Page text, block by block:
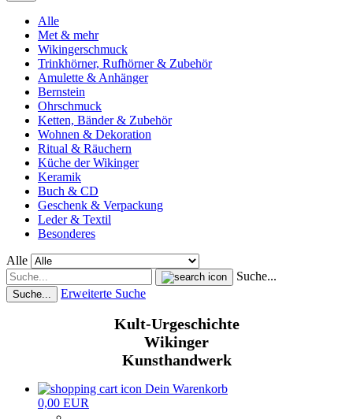
Alle
Met & mehr
Wikingerschmuck
Trinkhörner, Rufhörner & Zubehör
Amulette & Anhänger
Bernstein
Ohrschmuck
Ketten, Bänder & Zubehör
Wohnen & Dekoration
Ritual & Räuchern
Küche der Wikinger
Keramik
Buch & CD
Geschenk & Verpackung
Leder & Textil
Besonderes
Alle
Suche...
Suche... Erweiterte Suche
Kult-Urgeschichte
Wikinger
Kunsthandwerk
Dein Warenkorb
0,00 EUR